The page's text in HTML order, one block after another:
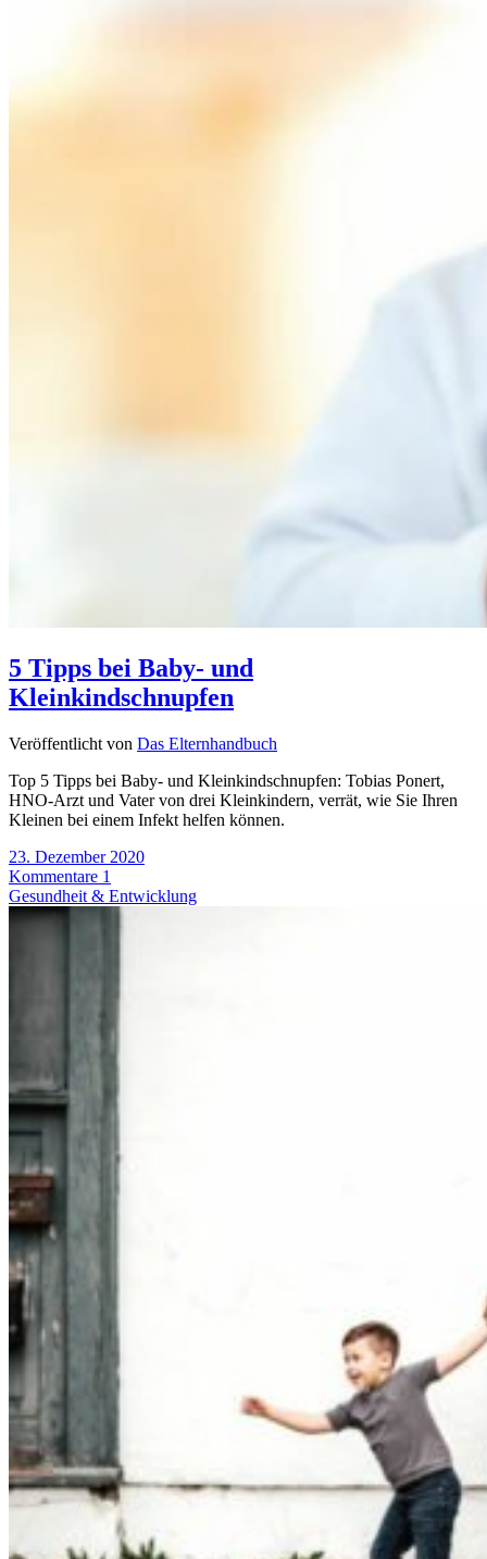
5 Tipps bei Baby- und
Kleinkindschnupfen
Veröffentlicht von Das Elternhandbuch
Top 5 Tipps bei Baby- und Kleinkindschnupfen: Tobias Ponert,
HNO-Arzt und Vater von drei Kleinkindern, verrät, wie Sie Ihren
Kleinen bei einem Infekt helfen können.
23. Dezember 2020
Kommentare 1
Gesundheit & Entwicklung